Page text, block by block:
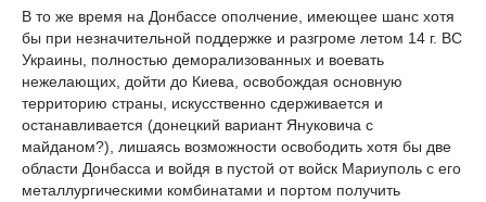
В то же время на Донбассе ополчение, имеющее шанс хотя
бы при незначительной поддержке и разгроме летом 14 г. ВС
Украины, полностью деморализованных и воевать
нежелающих, дойти до Киева, освобождая основную
территорию страны, искусственно сдерживается и
останавливается (донецкий вариант Януковича с
майданом?), лишаясь возможности освободить хотя бы две
области Донбасса и войдя в пустой от войск Мариуполь с его
металлургическими комбинатами и портом получить